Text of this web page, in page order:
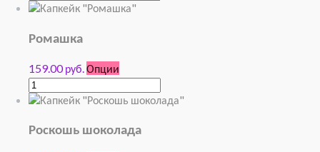
Ромашка
159.00 руб. Опции
Роскошь шоколада